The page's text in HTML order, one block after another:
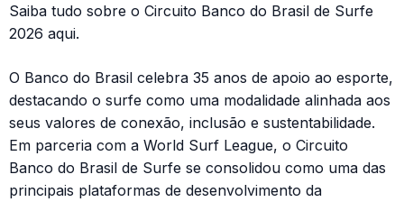
Saiba tudo sobre o Circuito Banco do Brasil de Surfe
2026 aqui.
O Banco do Brasil celebra 35 anos de apoio ao esporte,
destacando o surfe como uma modalidade alinhada aos
seus valores de conexão, inclusão e sustentabilidade.
Em parceria com a World Surf League, o Circuito
Banco do Brasil de Surfe se consolidou como uma das
principais plataformas de desenvolvimento da